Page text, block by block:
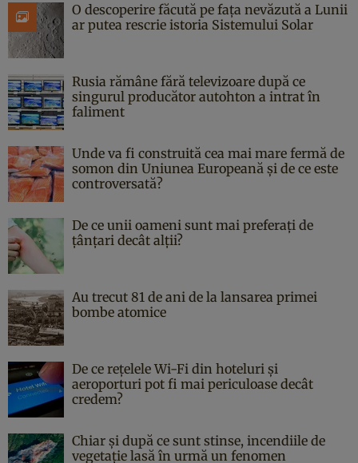
O descoperire făcută pe fața nevăzută a Lunii
ar putea rescrie istoria Sistemului Solar
Rusia rămâne fără televizoare după ce
singurul producător autohton a intrat în
faliment
Unde va fi construită cea mai mare fermă de
somon din Uniunea Europeană și de ce este
controversată?
De ce unii oameni sunt mai preferați de
țânțari decât alții?
Au trecut 81 de ani de la lansarea primei
bombe atomice
De ce rețelele Wi-Fi din hoteluri și
aeroporturi pot fi mai periculoase decât
credem?
Chiar și după ce sunt stinse, incendiile de
vegetație lasă în urmă un fenomen